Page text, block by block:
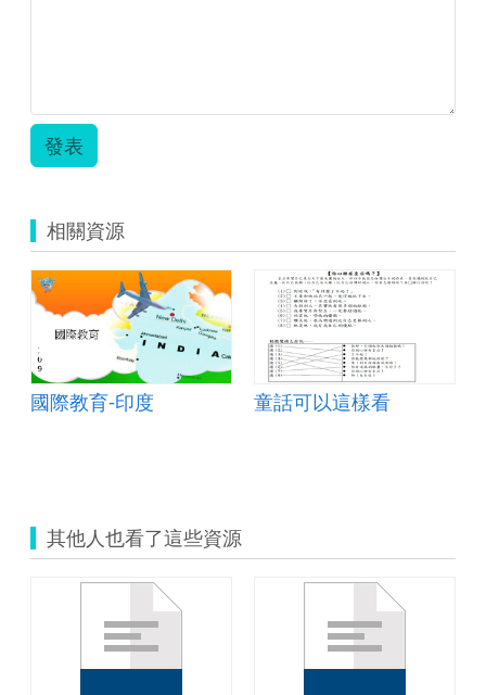
發表
相關資源
國際教育-印度 童話可以這樣看
其他人也看了這些資源